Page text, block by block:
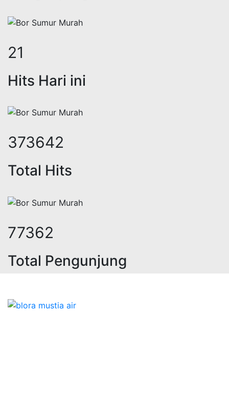
26
Hits Hari ini
458884
Total Hits
95928
Total Pengunjung